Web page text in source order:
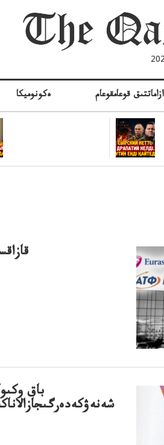
ەكونوميكا ازاماتتىق قوعامقوعام
باق